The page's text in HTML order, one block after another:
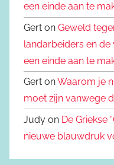
een einde aan te
Gert on Geweld
landarbeiders en
een einde aan te
Gert onWaarom je
moet zijn vanwege
Judy on De Griekse
nieuwe blauwdruk